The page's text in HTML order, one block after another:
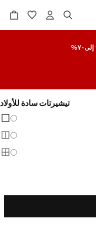
تيشيرتات سادة للأولاد